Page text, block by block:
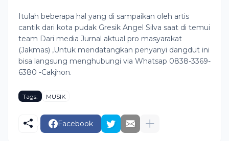
Itulah beberapa hal yang di sampaikan oleh artis
cantik dari kota pudak Gresik Angel Silva saat di temui
team Dari media Jurnal aktual pro masyarakat
(Jakmas) ,Untuk mendatangkan penyanyi dangdut ini
bisa langsung menghubungi via Whatsap 0838-3369-
6380 -Cakjhon.
Tags: MUSIK
Facebook